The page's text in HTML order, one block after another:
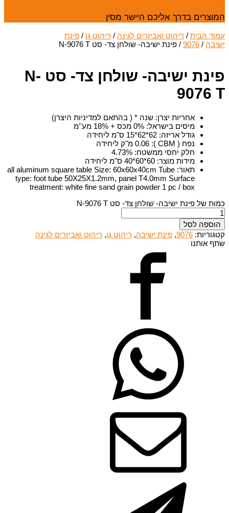
המוצרים בדרך אליכם היישר מסין
עמוד הבית / ריהוט ואביזרים לגינה / ריהוט גן / פינת
ישיבה /
9076 / פינת ישיבה- שולחן צד- סט N-9076 T
פינת ישיבה- שולחן צד- סט N-
9076 T
אחריות יצרן: שנה * ( בהתאם למדיניות היצרן)
מיסים בישראל: 0% מכס + 18% מע''מ
גודל אריזה: 62*62*15 ס"מ ליחידה
נפח ( CBM )
: 0.06 מ"ק ליחידה
חלק יחסי ממשטח:
4.73%
מידות מוצר: 60*60*40 ס"מ ליחידה
תאור:
all aluminum square table Size: 60x60x40cm Tube
type: foot tube 50X25X1.2mm, panel T4.0mm Surface
treatment: white fine sand grain powder 1 pc / box
כמות של פינת ישיבה- שולחן צד- סט N-9076 T
הוספה לסל
קטגוריות: 9076
, פינת ישיבה, ריהוט גן, ריהוט ואביזרים לגינה
שתף אותנו